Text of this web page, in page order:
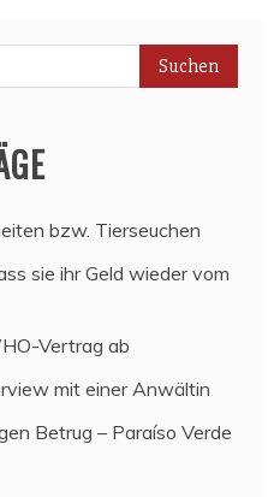
bzw. Tierseuchen
sie ihr Geld wieder vom
Vertrag ab
mit einer Anwältin
Betrug – Paraíso Verde